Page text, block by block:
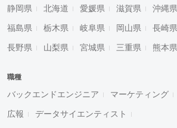
静岡県 北海道 愛媛県 滋賀県 沖縄県
福島県 栃木県 岐阜県 岡山県 長崎県
長野県 山梨県 宮城県 三重県 熊本県
職種
バックエンドエンジニア マーケティング
広報 データサイエンティスト